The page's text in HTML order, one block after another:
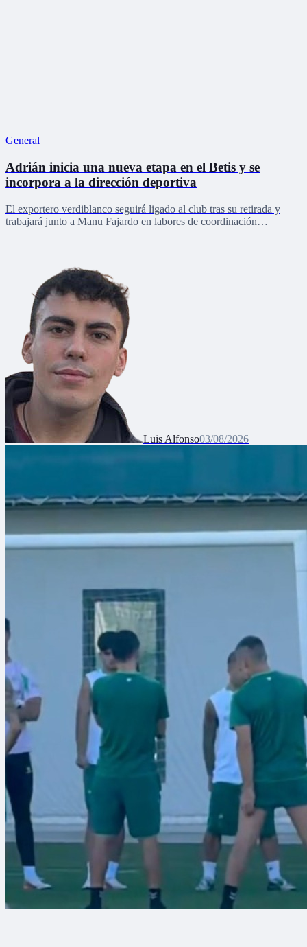
General
Adrián inicia una nueva etapa en el Betis y se
incorpora a la dirección deportiva
El exportero verdiblanco seguirá ligado al club tras su retirada y
trabajará junto a Manu Fajardo en labores de coordinación
Luis Alfonso03/08/2026